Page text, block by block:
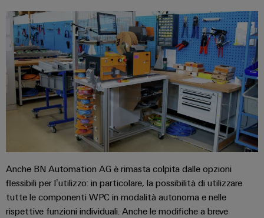
vari
settori
macchina
e
dell’automazione
di
fabbrica
Stoccaggio
di
energia
Soluzioni
e
prodotti
per
sistemi
(OEM)
Strumenti
di
progettazione
e
visualizzazione
Misurazione
dell'energia
Weidmüller
Industrial
AI
Accesso
Anche BN Automation AG è rimasta colpita dalle opzioni
flessibili per l’utilizzo: in particolare, la possibilità di utilizzare
tutte le componenti WPC in modalità autonoma e nelle
rispettive funzioni individuali. Anche le modifiche a breve